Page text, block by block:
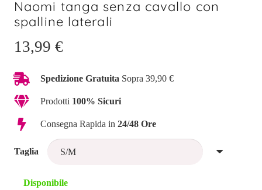
Naomi tanga senza cavallo con
spalline laterali
13,99 €
Spedizione Gratuita Sopra 39,90 €
Prodotti 100% Sicuri
Consegna Rapida in 24/48 Ore
Taglia
Disponibile